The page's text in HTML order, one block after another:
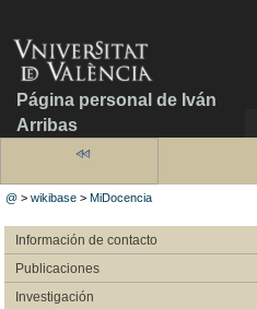
Página personal de Iván
Arribas
@ >wikibase >MiDocencia
Información de contacto
Publicaciones
Investigación